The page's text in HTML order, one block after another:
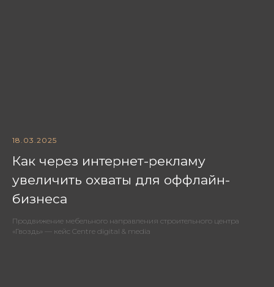
18.03.2025
Как через интернет-рекламу
увеличить охваты для оффлайн-
бизнеса
Продвижение мебельного направления строительного центра
«Гвоздь» — кейс Centre digital & media